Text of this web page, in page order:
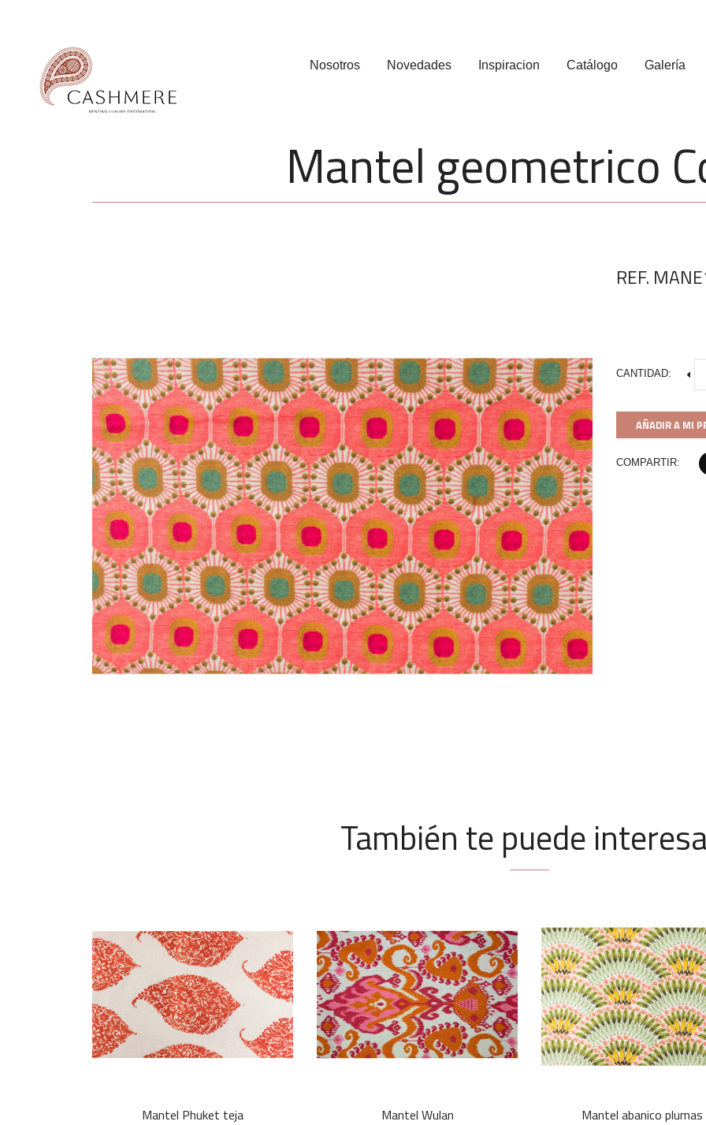
Nosotros Novedades Inspiracion Catálogo Galería
Mantel geometrico
REF.
CANTIDAD:
AÑADIR A MI
COMPARTIR:
También te puede
Mantel Phuket teja Mantel Wulan Mantel abanico plumas